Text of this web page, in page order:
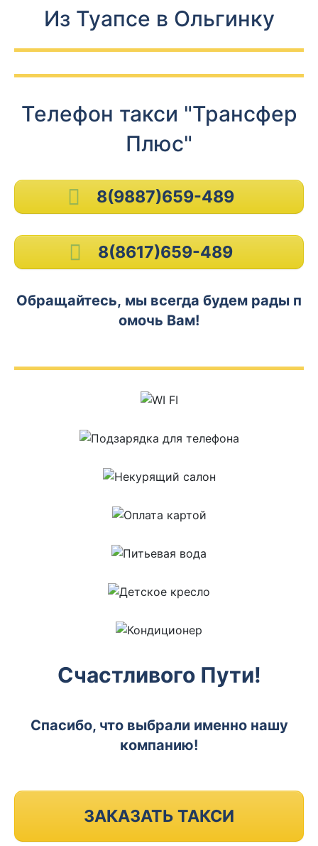
Из Туапсе в Ольгинку
Телефон такси "Трансфер
Плюс"
8(9887)659-489
8(8617)659-489
Обращайтесь, мы всегда будем рады п
омочь Вам!
Счастливого Пути!
Спасибо, что выбрали именно нашу
компанию!
ЗАКАЗАТЬ ТАКСИ